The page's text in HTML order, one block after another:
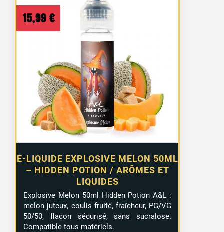
E-LIQUIDE EXPLOSIVE MELON 50ML
– HIDDEN POTION / ARÔMES ET
LIQUIDES
15,99 €
Explosive Melon 50ml Hidden Potion A&L :
melon juteux, coulis fruité, fraîcheur, PG/VG
50/50, flacon sécurisé, sans sucralose.
Compatible tous matériels.